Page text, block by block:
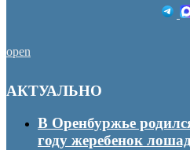
open
АКТУАЛЬНО
В Оренбуржье
году жеребенок